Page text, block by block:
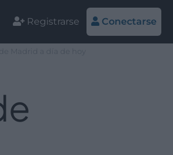
Registrarse Conectarse